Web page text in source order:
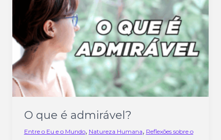
O que é admirável?
Entre o Eu e o Mundo, Natureza Humana, Reflexões sobre o